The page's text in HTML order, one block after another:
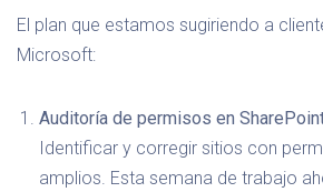
El plan que estamos sugiriendo a
Microsoft:
Auditoría de permisos en
Identificar y corregir sitios con
amplios. Esta semana de trabajo